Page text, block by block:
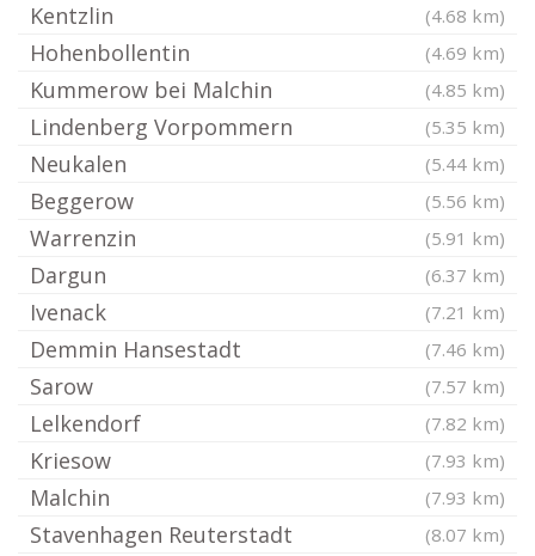
Kentzlin (4.68 km)
Hohenbollentin (4.69 km)
Kummerow bei Malchin (4.85 km)
Lindenberg Vorpommern (5.35 km)
Neukalen (5.44 km)
Beggerow (5.56 km)
Warrenzin (5.91 km)
Dargun (6.37 km)
Ivenack (7.21 km)
Demmin Hansestadt (7.46 km)
Sarow (7.57 km)
Lelkendorf (7.82 km)
Kriesow (7.93 km)
Malchin (7.93 km)
Stavenhagen Reuterstadt (8.07 km)